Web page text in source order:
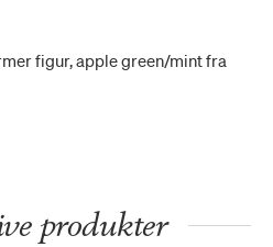
figur, apple green/mint fra
produkter